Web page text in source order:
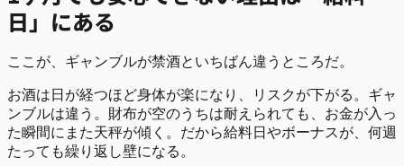
日」にある
ここが、ギャンブルが禁酒といちばん違うところだ。
お酒は日が経つほど身体が楽になり、リスクが下がる。ギャ
ンブルは違う。財布が空のうちは耐えられても、お金が入っ
た瞬間にまた天秤が傾く。だから給料日やボーナスが、何週
たっても繰り返し壁になる。